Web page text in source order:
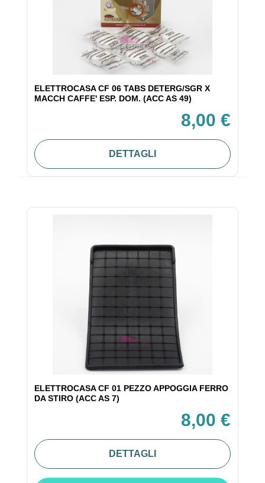
ELETTROCASA CF 06 TABS DETERG/SGR X
MACCH CAFFE' ESP. DOM. (ACC AS 49)
8,00 €
DETTAGLI
ELETTROCASA CF 01 PEZZO APPOGGIA FERRO
DA STIRO (ACC AS 7)
8,00 €
DETTAGLI